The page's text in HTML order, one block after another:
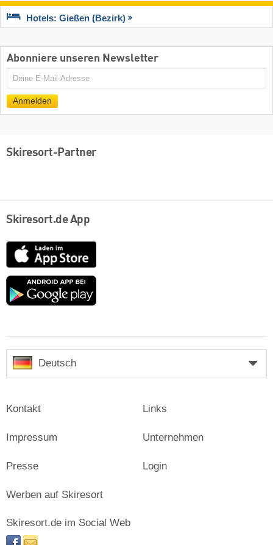
Hotels: Gießen (Bezirk)
Abonniere unseren Newsletter
E-
Anmelden
Skiresort-Partner
Skiresort.de App
App
Store
Google
Deutsch
Kontakt
Impressum
Presse
Links
Unternehmen
Login
Werben auf Skiresort
Skiresort.de im Social Web